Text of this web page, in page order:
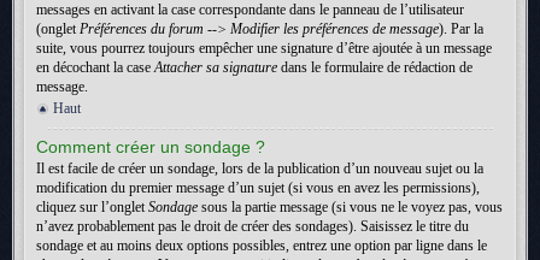
messages en activant la case correspondante dans le panneau de l’utilisateur
(ongletPréférences du forum --> Modifier les préférences de message). Par la
suite, vous pourrez toujours empêcher une signature d’être ajoutée à un message
en décochant la caseAttacher sa signature dans le formulaire de rédaction de
message.
Haut
Comment créer un sondage ?
Il est facile de créer un sondage, lors de la publication d’un nouveau sujet ou la
modification du premier message d’un sujet (si vous en avez les permissions),
cliquez sur l’ongletSondage sous la partie message (si vous ne le voyez pas, vous
n’avez probablement pas le droit de créer des sondages). Saisissez le titre du
sondage et au moins deux options possibles, entrez une option par ligne dans le